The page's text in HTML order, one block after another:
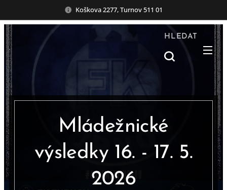
Koškova 2277, Turnov 511 01
HLEDAT
Mládežnické
výsledky 16. - 17. 5.
2026